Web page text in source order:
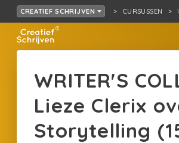
CREATIEF SCHRIJVEN CURSUSSEN
WRITER'S
Lieze Clerix
Storytelling